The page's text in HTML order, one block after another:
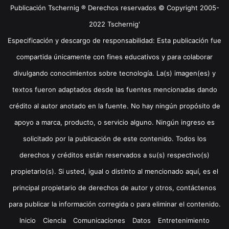
Publicación Tschernig ® Derechos reservados © Copyright 2005-
2022 Tschernig'
Especificación y descargo de responsabilidad: Esta publicación fue
compartida únicamente con fines educativos y para colaborar
divulgando conocimientos sobre tecnología. La(s) imagen(es) y
textos fueron adaptados desde las fuentes mencionadas dando
crédito al autor anotado en la fuente. No hay ningún propósito de
apoyo a marca, producto, o servicio alguno. Ningún ingreso es
solicitado por la publicación de este contenido. Todos los
derechos y créditos están reservados a su(s) respectivo(s)
propietario(s). Si usted, igual o distinto al mencionado aquí, es el
principal propietario de derechos de autor y otros, contáctenos
para publicar la información corregida o para eliminar el contenido.
Inicio
Ciencia Comunicaciones Datos Entretenimiento